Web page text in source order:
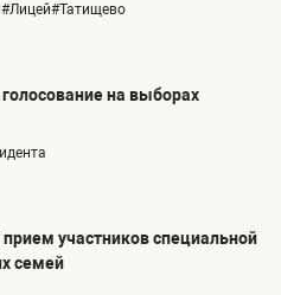
на выборах
участников специальной
семей